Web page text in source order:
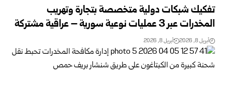
تفكيك شبكات دولية متخصصة بتجارة وتهريب
المخدرات عبر 3 عمليات نوعية سورية – عراقية مشتركة
أبريل 8, 2026 أبريل 8, 2026